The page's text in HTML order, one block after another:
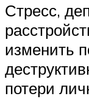
Стресс,
изменить
потери